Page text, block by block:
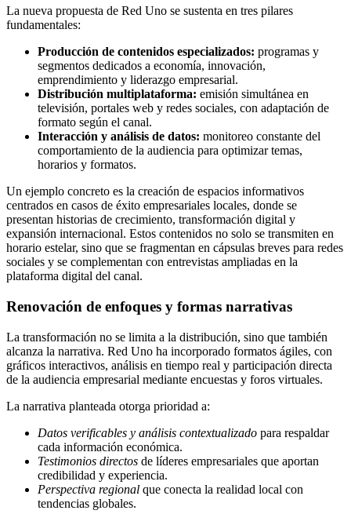
La nueva propuesta de Red Uno se sustenta en tres pilares
fundamentales:
Producción de contenidos especializados: programas y
segmentos dedicados a economía, innovación,
emprendimiento y liderazgo empresarial.
Distribución multiplataforma: emisión simultánea en
televisión, portales web y redes sociales, con adaptación de
formato según el canal.
Interacción y análisis de datos: monitoreo constante del
comportamiento de la audiencia para optimizar temas,
horarios y formatos.
Un ejemplo concreto es la creación de espacios informativos
centrados en casos de éxito empresariales locales, donde se
presentan historias de crecimiento, transformación digital y
expansión internacional. Estos contenidos no solo se transmiten en
horario estelar, sino que se fragmentan en cápsulas breves para redes
sociales y se complementan con entrevistas ampliadas en la
plataforma digital del canal.
Renovación de enfoques y formas narrativas
La transformación no se limita a la distribución, sino que también
alcanza la narrativa. Red Uno ha incorporado formatos ágiles, con
gráficos interactivos, análisis en tiempo real y participación directa
de la audiencia empresarial mediante encuestas y foros virtuales.
La narrativa planteada otorga prioridad a:
Datos verificables y análisis contextualizado para respaldar
cada información económica.
Testimonios directos de líderes empresariales que aportan
credibilidad y experiencia.
Perspectiva regional que conecta la realidad local con
tendencias globales.